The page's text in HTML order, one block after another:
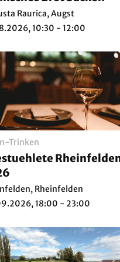
Raurica, Augst
10:30 - 12:00
Trinken
Rheinfelden
18:00 - 23:00